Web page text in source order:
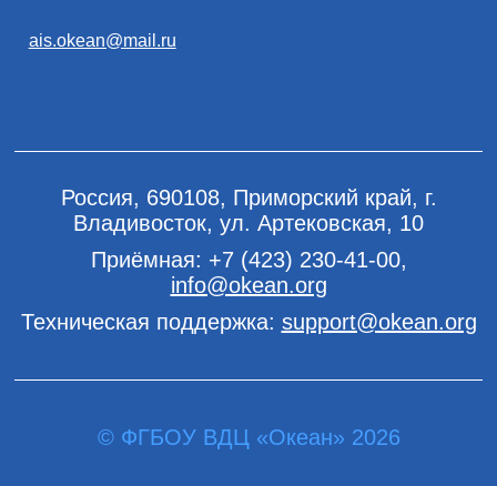
ais.okean@mail.ru
Россия, 690108, Приморский край, г.
Владивосток, ул. Артековская, 10
Приёмная: +7 (423) 230-41-00,
info@okean.org
Техническая поддержка: support@okean.org
© ФГБОУ ВДЦ «Океан» 2026